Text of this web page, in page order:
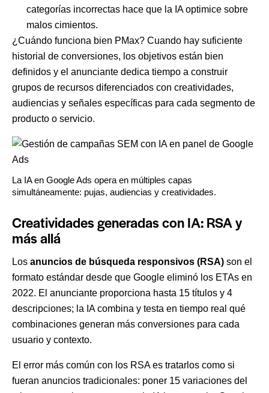
categorías incorrectas hace que la IA optimice sobre
malos cimientos.
¿Cuándo funciona bien PMax? Cuando hay suficiente
historial de conversiones, los objetivos están bien
definidos y el anunciante dedica tiempo a construir
grupos de recursos diferenciados con creatividades,
audiencias y señales específicas para cada segmento de
producto o servicio.
La IA en Google Ads opera en múltiples capas
simultáneamente: pujas, audiencias y creatividades.
Creatividades generadas con IA: RSA y
más allá
Los anuncios de búsqueda responsivos (RSA) son el
formato estándar desde que Google eliminó los ETAs en
2022. El anunciante proporciona hasta 15 títulos y 4
descripciones; la IA combina y testa en tiempo real qué
combinaciones generan más conversiones para cada
usuario y contexto.
El error más común con los RSA es tratarlos como si
fueran anuncios tradicionales: poner 15 variaciones del